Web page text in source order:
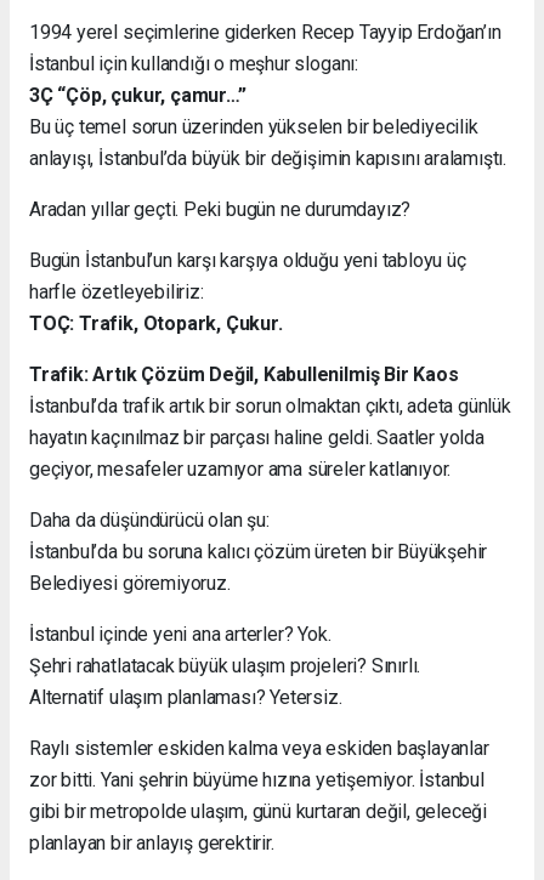
1994 yerel seçimlerine giderken Recep Tayyip Erdoğan’ın
İstanbul için kullandığı o meşhur sloganı:
3Ç “Çöp, çukur, çamur…”
Bu üç temel sorun üzerinden yükselen bir belediyecilik
anlayışı, İstanbul’da büyük bir değişimin kapısını aralamıştı.
Aradan yıllar geçti. Peki bugün ne durumdayız?
Bugün İstanbul’un karşı karşıya olduğu yeni tabloyu üç
harfle özetleyebiliriz:
TOÇ: Trafik, Otopark, Çukur.
Trafik: Artık Çözüm Değil, Kabullenilmiş Bir Kaos
İstanbul’da trafik artık bir sorun olmaktan çıktı, adeta günlük
hayatın kaçınılmaz bir parçası haline geldi. Saatler yolda
geçiyor, mesafeler uzamıyor ama süreler katlanıyor.
Daha da düşündürücü olan şu:
İstanbul’da bu soruna kalıcı çözüm üreten bir Büyükşehir
Belediyesi göremiyoruz.
İstanbul içinde yeni ana arterler? Yok.
Şehri rahatlatacak büyük ulaşım projeleri? Sınırlı.
Alternatif ulaşım planlaması? Yetersiz.
Raylı sistemler eskiden kalma veya eskiden başlayanlar
zor bitti. Yani şehrin büyüme hızına yetişemiyor. İstanbul
gibi bir metropolde ulaşım, günü kurtaran değil, geleceği
planlayan bir anlayış gerektirir.